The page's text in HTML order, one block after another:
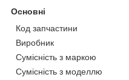
Основні
Код запчастини
Виробник
Сумісність з маркою
Сумісність з моделлю